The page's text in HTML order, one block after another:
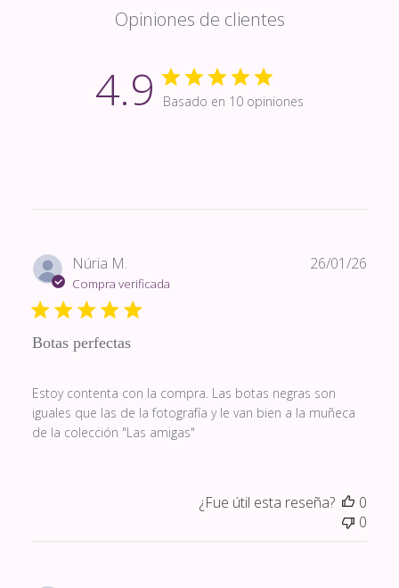
Opiniones de clientes
4.9 Basado en 10 opiniones
Núria M.
Compra verificada
Botas perfectas
Estoy contenta con la compra. Las botas negras son
iguales que las de la fotografía y le van bien a la muñeca
de la colección "Las amigas"
26/01/26
¿Fue útil esta reseña?
0
0